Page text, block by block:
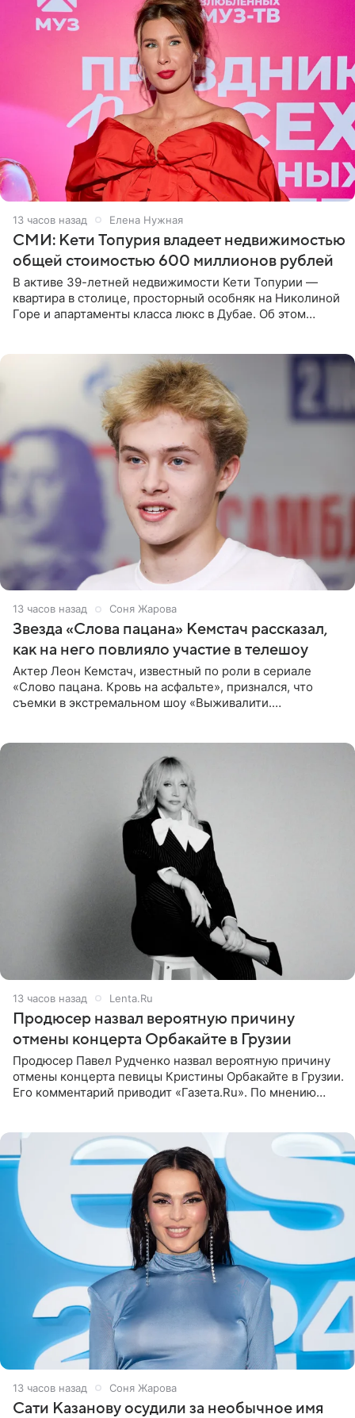
13 часов назад Елена Нужная
СМИ: Кети Топурия владеет недвижимостью
общей стоимостью 600 миллионов рублей
В активе 39-летней недвижимости Кети Топурии —
квартира в столице, просторный особняк на Николиной
Горе и апартаменты класса люкс в Дубае. Об этом
13 часов назад Соня Жарова
Звезда «Слова пацана» Кемстач рассказал,
как на него повлияло участие в телешоу
Актер Леон Кемстач, известный по роли в сериале
«Слово пацана. Кровь на асфальте», признался, что
съемки в экстремальном шоу «Выживалити.
13 часов назад Lenta.Ru
Продюсер назвал вероятную причину
отмены концерта Орбакайте в Грузии
Продюсер Павел Рудченко назвал вероятную причину
отмены концерта певицы Кристины Орбакайте в Грузии.
Его комментарий приводит «Газета.Ru». По мнению
13 часов назад Соня Жарова
Сати Казанову осудили за необычное имя